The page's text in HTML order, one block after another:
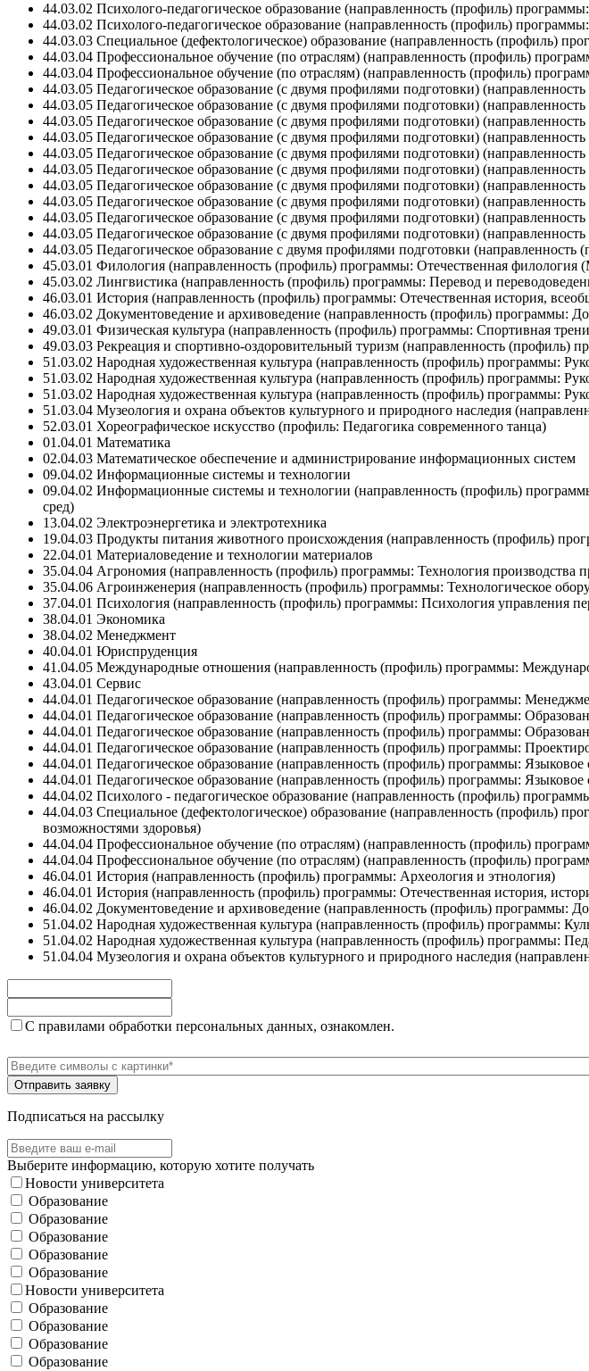
44.03.02 Психолого-педагогическое образование (направленность (профиль)
44.03.02 Психолого-педагогическое образование (направленность (профиль)
44.03.03 Специальное (дефектологическое) образование (направленность (профиль)
44.03.04 Профессиональное обучение (по отраслям) (направленность (профиль)
44.03.04 Профессиональное обучение (по отраслям) (направленность (профиль)
44.03.05 Педагогическое образование (с двумя профилями подготовки)
44.03.05 Педагогическое образование (с двумя профилями подготовки)
44.03.05 Педагогическое образование (с двумя профилями подготовки)
44.03.05 Педагогическое образование (с двумя профилями подготовки)
44.03.05 Педагогическое образование (с двумя профилями подготовки)
44.03.05 Педагогическое образование (с двумя профилями подготовки)
44.03.05 Педагогическое образование (с двумя профилями подготовки)
44.03.05 Педагогическое образование (с двумя профилями подготовки)
44.03.05 Педагогическое образование (с двумя профилями подготовки)
44.03.05 Педагогическое образование (с двумя профилями подготовки)
44.03.05 Педагогическое образование с двумя профилями подготовки
45.03.01 Филология (направленность (профиль) программы: Отечественная филология
45.03.02 Лингвистика (направленность (профиль) программы: Перевод и
46.03.01 История (направленность (профиль) программы: Отечественная история,
46.03.02 Документоведение и архивоведение (направленность (профиль) программы:
49.03.01 Физическая культура (направленность (профиль) программы: Спортивная
49.03.03 Рекреация и спортивно-оздоровительный туризм (направленность (профиль)
51.03.02 Народная художественная культура (направленность (профиль) программы:
51.03.02 Народная художественная культура (направленность (профиль) программы:
51.03.02 Народная художественная культура (направленность (профиль) программы:
51.03.04 Музеология и охрана объектов культурного и природного наследия
52.03.01 Хореографическое искусство (профиль: Педагогика современного танца)
01.04.01 Математика
02.04.03 Математическое обеспечение и администрирование информационных систем
09.04.02 Информационные системы и технологии
09.04.02 Информационные системы и технологии (направленность (профиль)
сред)
13.04.02 Электроэнергетика и электротехника
19.04.03 Продукты питания животного происхождения (направленность (профиль)
22.04.01 Материаловедение и технологии материалов
35.04.04 Агрономия (направленность (профиль) программы: Технология производства
35.04.06 Агроинженерия (направленность (профиль) программы: Технологическое
37.04.01 Психология (направленность (профиль) программы: Психология управления
38.04.01 Экономика
38.04.02 Менеджмент
40.04.01 Юриспруденция
41.04.05 Международные отношения (направленность (профиль) программы:
43.04.01 Сервис
44.04.01 Педагогическое образование (направленность (профиль) программы:
44.04.01 Педагогическое образование (направленность (профиль) программы:
44.04.01 Педагогическое образование (направленность (профиль) программы:
44.04.01 Педагогическое образование (направленность (профиль) программы:
44.04.01 Педагогическое образование (направленность (профиль) программы: Языковое
44.04.01 Педагогическое образование (направленность (профиль) программы: Языковое
44.04.02 Психолого - педагогическое образование (направленность (профиль)
44.04.03 Специальное (дефектологическое) образование (направленность (профиль)
возможностями здоровья)
44.04.04 Профессиональное обучение (по отраслям) (направленность (профиль)
44.04.04 Профессиональное обучение (по отраслям) (направленность (профиль)
46.04.01 История (направленность (профиль) программы: Археология и этнология)
46.04.01 История (направленность (профиль) программы: Отечественная история,
46.04.02 Документоведение и архивоведение (направленность (профиль) программы:
51.04.02 Народная художественная культура (направленность (профиль) программы:
51.04.02 Народная художественная культура (направленность (профиль) программы:
51.04.04 Музеология и охрана объектов культурного и природного наследия
С правилами обработки персональных данных, ознакомлен.
Подписаться на рассылку
Выберите информацию, которую хотите получать
Новости университета
Образование
Образование
Образование
Образование
Образование
Новости университета
Образование
Образование
Образование
Образование